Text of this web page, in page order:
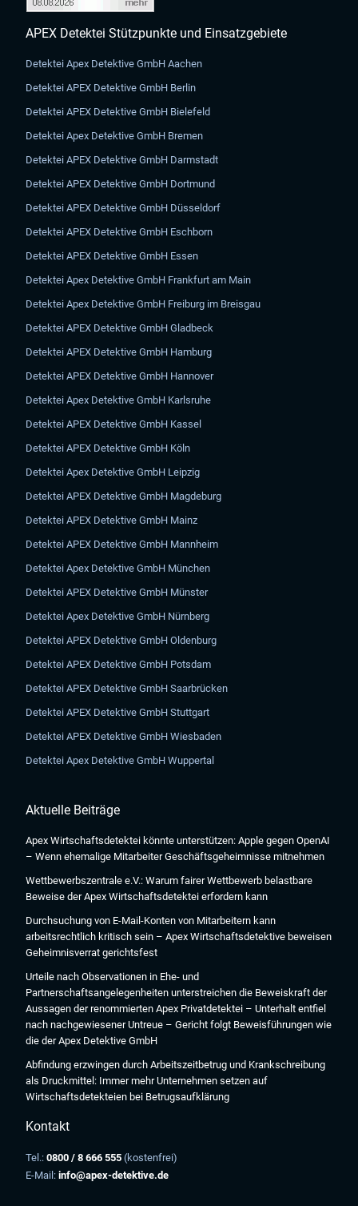
APEX Detektei Stützpunkte und Einsatzgebiete
Detektei Apex Detektive GmbH Aachen
Detektei APEX Detektive GmbH Berlin
Detektei APEX Detektive GmbH Bielefeld
Detektei Apex Detektive GmbH Bremen
Detektei APEX Detektive GmbH Darmstadt
Detektei APEX Detektive GmbH Dortmund
Detektei APEX Detektive GmbH Düsseldorf
Detektei APEX Detektive GmbH Eschborn
Detektei APEX Detektive GmbH Essen
Detektei Apex Detektive GmbH Frankfurt am Main
Detektei Apex Detektive GmbH Freiburg im Breisgau
Detektei APEX Detektive GmbH Gladbeck
Detektei APEX Detektive GmbH Hamburg
Detektei APEX Detektive GmbH Hannover
Detektei Apex Detektive GmbH Karlsruhe
Detektei APEX Detektive GmbH Kassel
Detektei APEX Detektive GmbH Köln
Detektei Apex Detektive GmbH Leipzig
Detektei APEX Detektive GmbH Magdeburg
Detektei APEX Detektive GmbH Mainz
Detektei APEX Detektive GmbH Mannheim
Detektei Apex Detektive GmbH München
Detektei APEX Detektive GmbH Münster
Detektei Apex Detektive GmbH Nürnberg
Detektei APEX Detektive GmbH Oldenburg
Detektei APEX Detektive GmbH Potsdam
Detektei APEX Detektive GmbH Saarbrücken
Detektei APEX Detektive GmbH Stuttgart
Detektei APEX Detektive GmbH Wiesbaden
Detektei Apex Detektive GmbH Wuppertal
Aktuelle Beiträge
Apex Wirtschaftsdetektei könnte unterstützen: Apple gegen OpenAI
– Wenn ehemalige Mitarbeiter Geschäftsgeheimnisse mitnehmen
Wettbewerbszentrale e.V.: Warum fairer Wettbewerb belastbare
Beweise der Apex Wirtschaftsdetektei erfordern kann
Durchsuchung von E-Mail-Konten von Mitarbeitern kann
arbeitsrechtlich kritisch sein – Apex Wirtschaftsdetektive beweisen
Geheimnisverrat gerichtsfest
Urteile nach Observationen in Ehe- und
Partnerschaftsangelegenheiten unterstreichen die Beweiskraft der
Aussagen der renommierten Apex Privatdetektei – Unterhalt entfiel
nach nachgewiesener Untreue – Gericht folgt Beweisführungen wie
die der Apex Detektive GmbH
Abfindung erzwingen durch Arbeitszeitbetrug und Krankschreibung
als Druckmittel: Immer mehr Unternehmen setzen auf
Wirtschaftsdetekteien bei Betrugsaufklärung
Kontakt
Tel.:0800 / 8 666 555 (kostenfrei)
E-Mail:info@apex-detektive.de